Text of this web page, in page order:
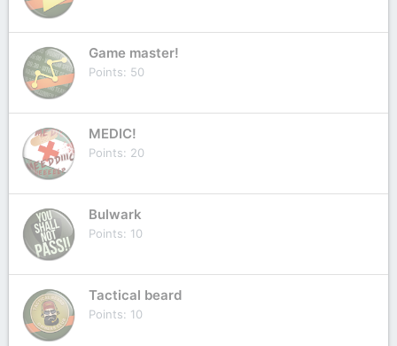
Game master!
Points 50
MEDIC!
Points 20
Bulwark
Points 10
Tactical beard
Points 10